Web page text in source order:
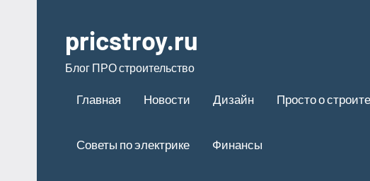
содержимому
pricstroy.ru
Блог ПРО строительство
Главная Новости Дизайн Просто о
Советы по электрике Финансы